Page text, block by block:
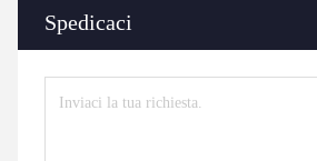
Spedicaci